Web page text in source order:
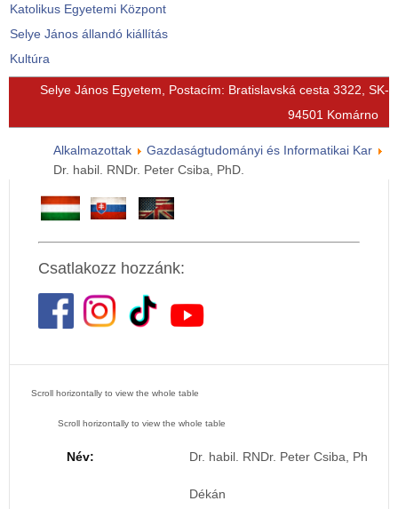
Katolikus Egyetemi Központ
Selye János állandó kiállítás
Kultúra
© FreeJoomla! 3 Modules - by VinaGecko.com
Selye János Egyetem, Postacím: Bratislavská cesta 3322, SK-
94501 Komárno
Alkalmazottak
Gazdaságtudományi és Informatikai Kar
Dr. habil. RNDr. Peter Csiba, PhD.
Csatlakozz hozzánk:
Név: Dr. habil. RNDr. Peter Csiba, PhD.
Dékán